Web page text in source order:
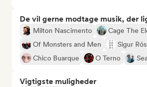
De vil gerne modtage musik, der
Milton Nascimento
Cage The
Of Monsters and Men
Sigur Rós
Chico Buarque
O Terno
Vigtigste muligheder